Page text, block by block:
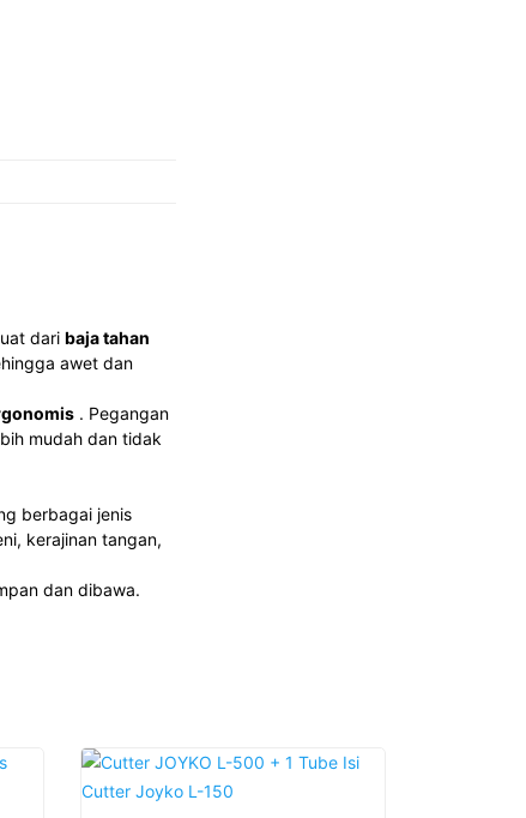
dari baja tahan
awet dan
. Pegangan
mudah dan tidak
berbagai jenis
kerajinan tangan,
dan dibawa.